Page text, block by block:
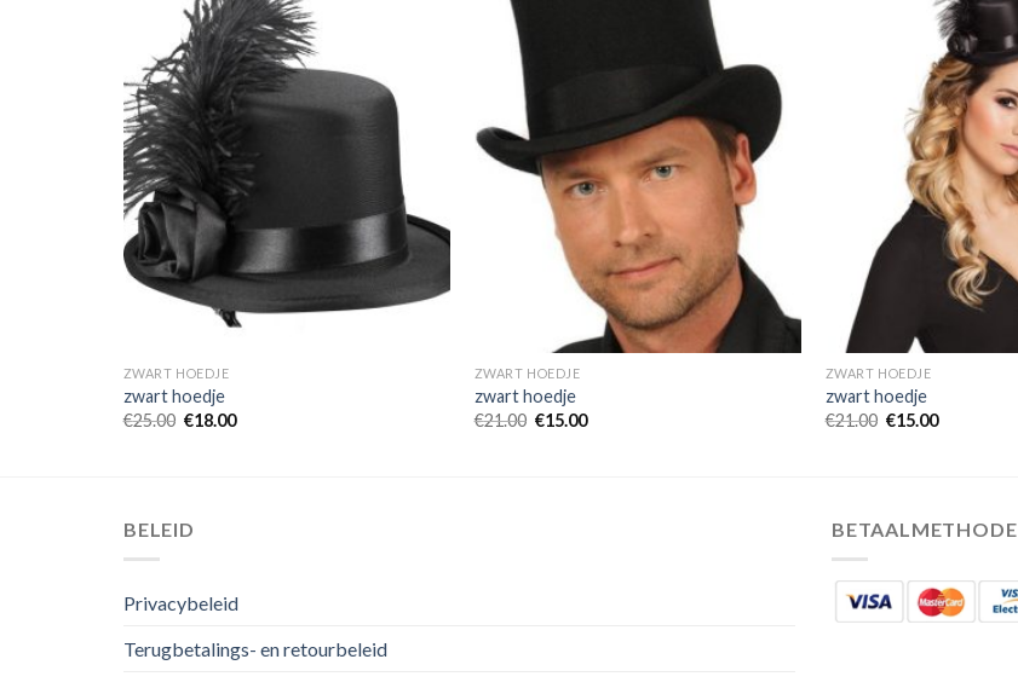
ZWART HOEDJE
zwart hoedje
€25.00 €18.00
ZWART HOEDJE
zwart hoedje
€21.00 €15.00
ZWART HOEDJE
zwart hoedje
€21.00 €15.00
BELEID
Privacybeleid
Terugbetalings- en retourbeleid
BETAALMETHODE